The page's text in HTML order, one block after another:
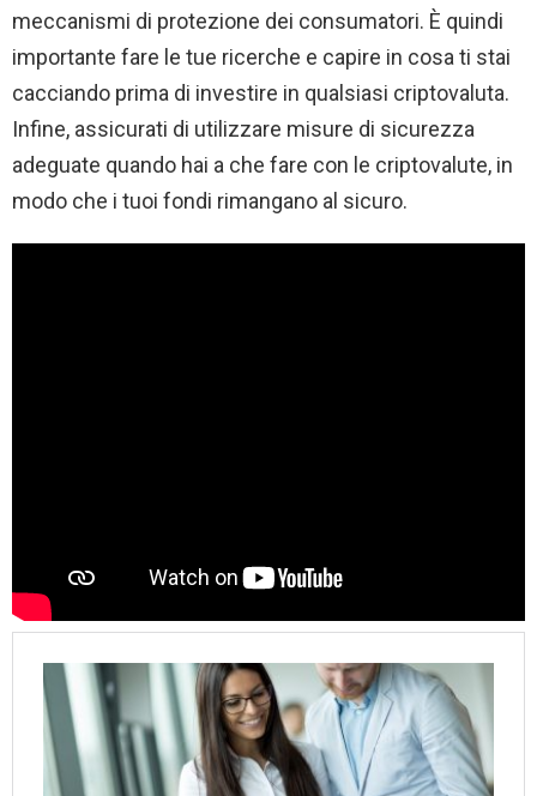
meccanismi di protezione dei consumatori. È quindi
importante fare le tue ricerche e capire in cosa ti stai
cacciando prima di investire in qualsiasi criptovaluta.
Infine, assicurati di utilizzare misure di sicurezza
adeguate quando hai a che fare con le criptovalute, in
modo che i tuoi fondi rimangano al sicuro.